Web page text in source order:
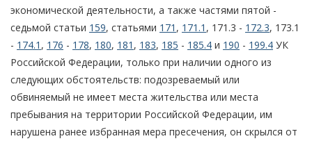
экономической деятельности, а также частями пятой -
седьмой статьи 159, статьями 171 , 171.1 , 171.3 - 172.3, 173.1
- 174.1 , 176 - 178, 180, 181 , 183, 185 - 185.4 и 190 - 199.4 УК
Российской Федерации, только при наличии одного из
следующих обстоятельств: подозреваемый или
обвиняемый не имеет места жительства или места
пребывания на территории Российской Федерации, им
нарушена ранее избранная мера пресечения, он скрылся от